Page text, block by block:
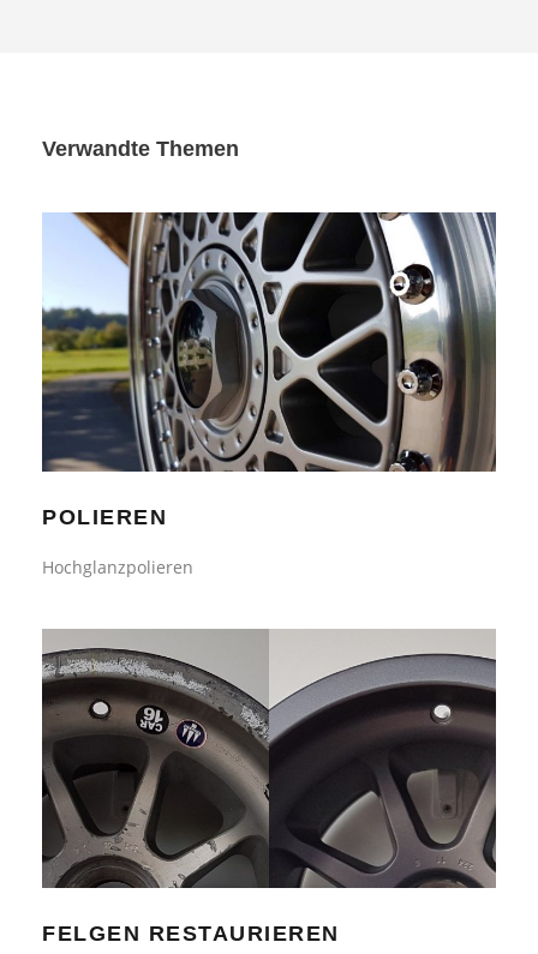
Verwandte Themen
POLIEREN
POLIEREN
Hochglanzpolieren
FELGEN RESTAURIEREN
FELGEN RESTAURIEREN